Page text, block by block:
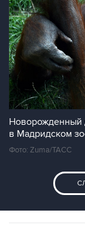
Новорожденный
в Мадридском
Фото: Zuma/ТАСС